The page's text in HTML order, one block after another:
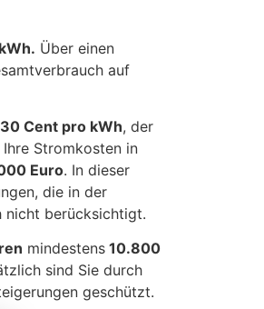
Über einen
auf
30 Cent pro kWh, der
Stromkosten in
Euro. In dieser
die in der
nicht berücksichtigt.
mindestens 10.800
sind Sie durch
geschützt.